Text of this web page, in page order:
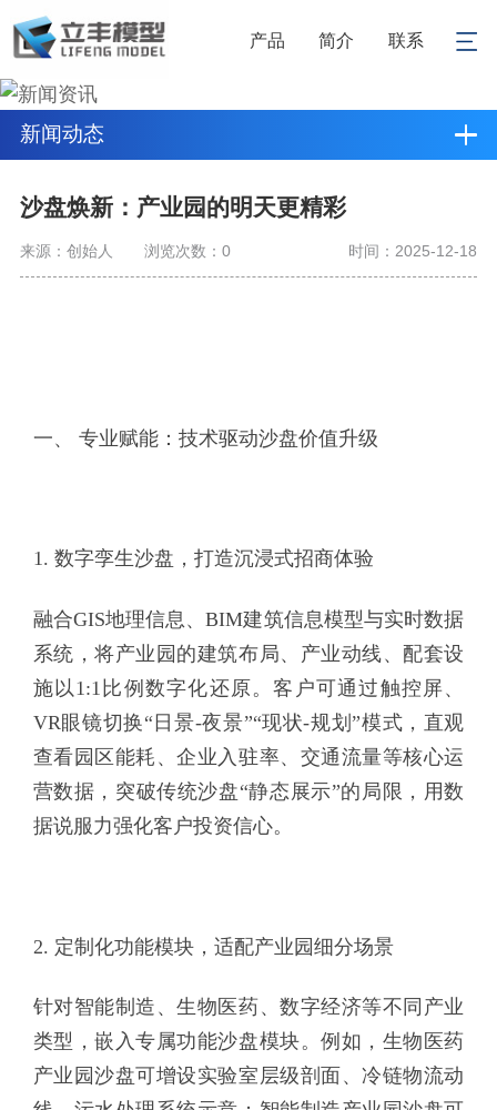
产品 简介 联系
新闻动态
沙盘焕新：产业园的明天更精彩
来源：创始人 时间：2025-12-18
浏览次数： 0
一、 专业赋能：技术驱动沙盘价值升级
1. 数字孪生沙盘，打造沉浸式招商体验
融合GIS地理信息、BIM建筑信息模型与实时数据
系统，将产业园的建筑布局、产业动线、配套设
施以1:1比例数字化还原。客户可通过触控屏、
VR眼镜切换“日景-夜景”“现状-规划”模式，直观
查看园区能耗、企业入驻率、交通流量等核心运
营数据，突破传统沙盘“静态展示”的局限，用数
据说服力强化客户投资信心。
2. 定制化功能模块，适配产业园细分场景
针对智能制造、生物医药、数字经济等不同产业
类型，嵌入专属功能沙盘模块。例如，生物医药
产业园沙盘可增设实验室层级剖面、冷链物流动